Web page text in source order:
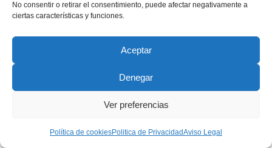
No consentir o retirar el consentimiento, puede afectar negativamente a
ciertas características y funciones.
Aceptar
Denegar
Ver preferencias
Política de cookiesPolitica de PrivacidadAviso Legal
Copyright © 2022 ADSP Salamanca. Todos los derechos
Aviso Legal–Política de Privacidad–Política de Cookies